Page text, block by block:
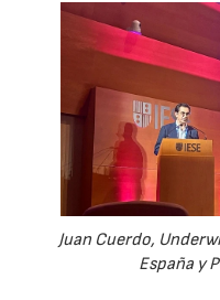
Juan Cuerdo,
España y